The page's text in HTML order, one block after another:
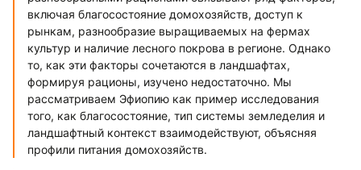
включая благосостояние домохозяйств, доступ к
рынкам, разнообразие выращиваемых на фермах
культур и наличие лесного покрова в регионе. Однако
то, как эти факторы сочетаются в ландшафтах,
формируя рационы, изучено недостаточно. Мы
рассматриваем Эфиопию как пример исследования
того, как благосостояние, тип системы земледелия и
ландшафтный контекст взаимодействуют, объясняя
профили питания домохозяйств.